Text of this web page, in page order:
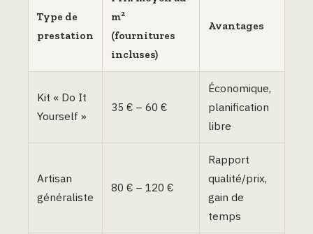
Type de
prestation
m²
(fournitures
incluses)
Avantages
Kit « Do It
Yourself »
35 € – 60 €
Économique,
planification
libre
Artisan
généraliste
80 € – 120 €
Rapport
qualité/prix,
gain de
temps